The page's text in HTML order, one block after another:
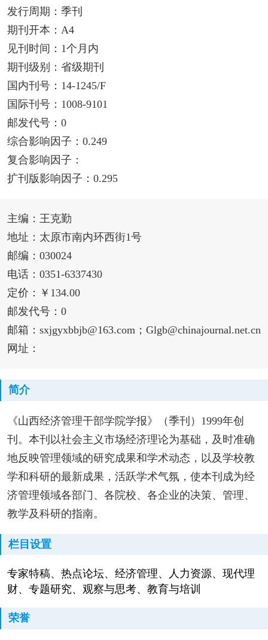
发行周期：季刊
期刊开本：A4
见刊时间：1个月内
期刊级别：省级期刊
国内刊号：14-1245/F
国际刊号：1008-9101
邮发代号：0
综合影响因子：0.249
复合影响因子：
扩刊版影响因子：0.295
主编：王克勤
地址：太原市南内环西街1号
邮编：030024
电话：0351-6337430
定价：￥134.00
邮发代号：0
邮箱：sxjgyxbbjb@163.com；Glgb@chinajournal.net.cn
网址：
简介
《山西经济管理干部学院学报》（季刊）1999年创
刊。本刊以社会主义市场经济理论为基础，及时准确
地反映管理领域的研究成果和学术动态，以及学校教
学和科研的最新成果，活跃学术气氛，使本刊成为经
济管理领域各部门、各院校、各企业的决策、管理、
教学及科研的指南。
栏目设置
专家特稿、热点论坛、经济管理、人力资源、现代理
财、专题研究、观察与思考、教育与培训
荣誉